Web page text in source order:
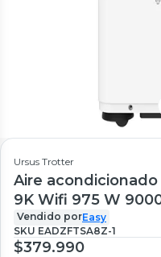
Ursus Trotter
Aire
9K Wifi 975 W
Vendido porEasy
SKU EADZFTSA8Z-1
$379.990